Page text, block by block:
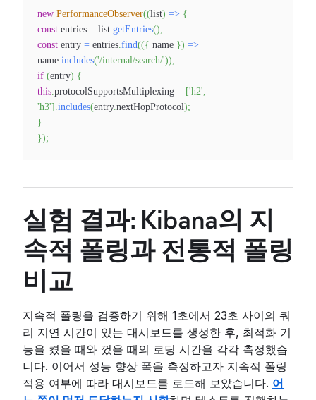
new PerformanceObserver((list) => {
const entries = list.getEntries();
const entry = entries.find(({ name }) =>
name.includes('/internal/search/'));
if (entry) {
this.protocolSupportsMultiplexing = ['h2',
'h3'] .includes(entry.nextHopProtocol);
}
});
실험 결과: Kibana의 지
속적 폴링과 전통적 폴링
비교
지속적 폴링을 검증하기 위해 1초에서 23초 사이의 쿼
리 지연 시간이 있는 대시보드를 생성한 후, 최적화 기
능을 켰을 때와 껐을 때의 로딩 시간을 각각 측정했습
니다. 이어서 성능 향상 폭을 측정하고자 지속적 폴링
적용 여부에 따라 대시보드를 로드해 보았습니다. 어